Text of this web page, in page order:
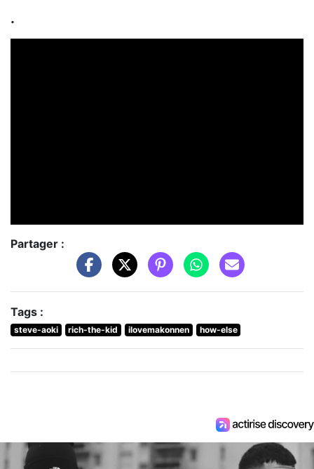
.
Partager :
Tags :
steve-aoki rich-the-kid ilovemakonnen how-else